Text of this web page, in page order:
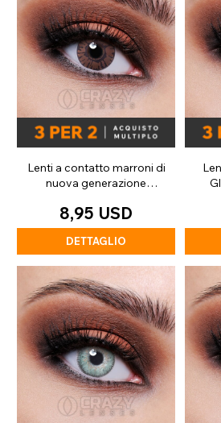
Lenti a contatto marroni di
nuova generazione
8,95 USD
DETTAGLIO